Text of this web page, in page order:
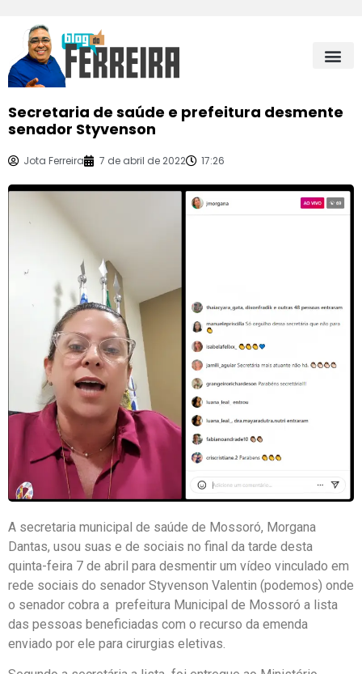
Secretaria de saúde e prefeitura desmente
senador Styvenson
Jota Ferreira 7 de abril de 2022 17:26
A secretaria municipal de saúde de Mossoró, Morgana
Dantas, usou suas e de sociais no final da tarde desta
quinta-feira 7 de abril para desmentir um vídeo vinculado em
rede sociais do senador Styvenson Valentin (podemos) onde
o senador cobra a prefeitura Municipal de Mossoró a lista
das pessoas beneficiadas com o recurso da emenda
enviado por ele para cirurgias eletivas.